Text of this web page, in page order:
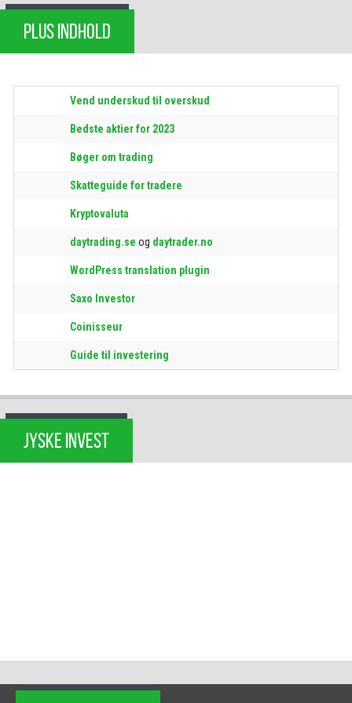
PLUS INDHOLD
Vend underskud til overskud
Bedste aktier for 2023
Bøger om trading
Skatteguide for tradere
Kryptovaluta
daytrading.se og daytrader.no
WordPress translation plugin
Saxo Investor
Coinisseur
Guide til investering
JYSKE INVEST